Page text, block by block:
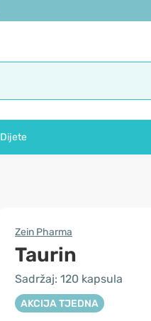
Dijete
Zein Pharma
Taurin
Sadržaj: 120 kapsula
AKCIJA TJEDNA